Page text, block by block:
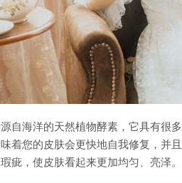
自海洋的天然植物酵素，它具有很
着您的皮肤会更快地自我修复，并
疵，使皮肤看起来更加均匀、亮泽。